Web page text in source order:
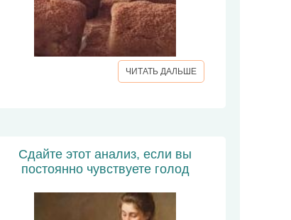
ЧИТАТЬ ДАЛЬШЕ
Сдайте этот анализ, если вы
постоянно чувствуете голод